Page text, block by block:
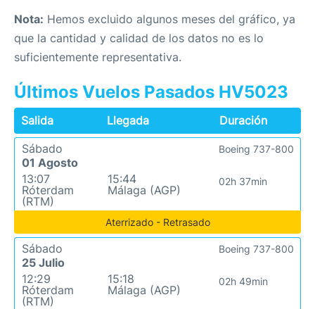
Nota: Hemos excluido algunos meses del gráfico, ya
que la cantidad y calidad de los datos no es lo
suficientemente representativa.
Últimos Vuelos Pasados HV5023
Salida Llegada
Duración
Sábado
01 Agosto
13:07
Róterdam
(RTM)
15:44
Málaga (AGP)
02h 37min
Boeing 737-800
Aterrizado - Retrasado
Sábado
25 Julio
12:29
Róterdam
(RTM)
15:18
Málaga (AGP)
02h 49min
Boeing 737-800